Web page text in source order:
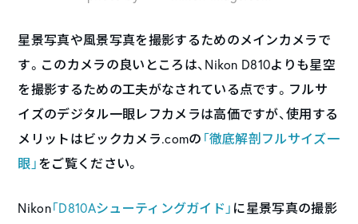
星景写真や風景写真を撮影するためのメインカメラで
す。このカメラの良いところは、Nikon D810よりも星空
を撮影するための工夫がなされている点です。フルサ
イズのデジタル一眼レフカメラは高価ですが、使用する
メリットはビックカメラ.comの 「徹底解剖フルサイズ一
眼」 をご覧ください。
Nikon「D810Aシューティングガイド」 に星景写真の撮影